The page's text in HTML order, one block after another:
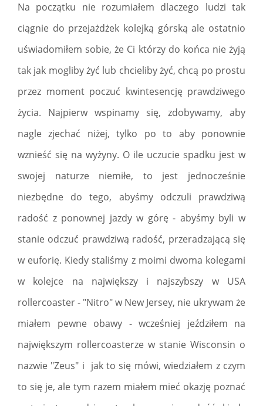
Na początku nie rozumiałem dlaczego ludzi tak
ciągnie do przejażdżek kolejką górską ale ostatnio
uświadomiłem sobie, że Ci którzy do końca nie żyją
tak jak mogliby żyć lub chcieliby żyć, chcą po prostu
przez moment poczuć kwintesencję prawdziwego
życia. Najpierw wspinamy się, zdobywamy, aby
nagle zjechać niżej, tylko po to aby ponownie
wznieść się na wyżyny. O ile uczucie spadku jest w
swojej naturze niemiłe, to jest jednocześnie
niezbędne do tego, abyśmy odczuli prawdziwą
radość z ponownej jazdy w górę - abyśmy byli w
stanie odczuć prawdziwą radość, przeradzającą się
w euforię. Kiedy staliśmy z moimi dwoma kolegami
w kolejce na największy i najszybszy w USA
rollercoaster - "Nitro" w New Jersey, nie ukrywam że
miałem pewne obawy - wcześniej jeździłem na
największym rollercoasterze w stanie Wisconsin o
nazwie "Zeus" i jak to się mówi, wiedziałem z czym
to się je, ale tym razem miałem mieć okazję poznać